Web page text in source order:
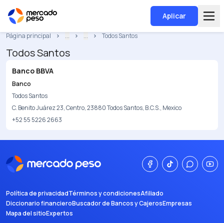
Aplicar
Página principal ... ... Todos Santos
Todos Santos
Banco BBVA
Banco
Todos Santos
C. Benito Juárez 23, Centro, 23880 Todos Santos, B.C.S., Mexico
+52 55 5226 2663
Política de privacidadTérminos y condicionesAfiliado
Diccionario financieroBuscador de Bancos y CajerosEmpresas
Mapa del sitioExpertos